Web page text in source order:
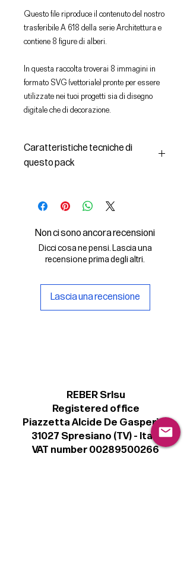
Questo file riproduce il contenuto del nostro
trasferibile A 618 della serie Architettura e
contiene 8 figure di alberi.
In questa raccolta troverai 8 immagini in
formato SVG (vettoriale) pronte per essere
utilizzate nei tuoi progetti sia di disegno
digitale che di decorazione.
Caratteristiche tecniche di
questo pack
SVG (vettoriale);
- la licenza d'uso delle grafiche
- una immagine realtiva ai file che
troverai all'interno.
Non ci sono ancora recensioni
Dicci cosa ne pensi. Lascia una
recensione prima degli altri.
Lascia una recensione
REBER Srlsu
Registered office
Piazzetta Alcide De Gasperi, 3
31027 Spresiano (TV) - Italy
VAT number 00289500266